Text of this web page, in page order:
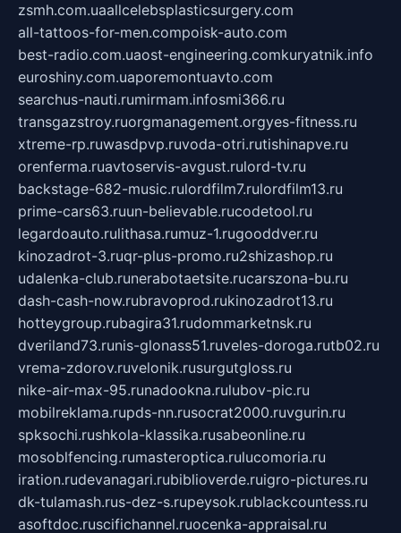
zsmh.com.uaallcelebsplasticsurgery.com
all-tattoos-for-men.compoisk-auto.com
best-radio.com.uaost-engineering.comkuryatnik.info
euroshiny.com.uaporemontuavto.com
searchus-nauti.rumirmam.infosmi366.ru
transgazstroy.ruorgmanagement.orgyes-fitness.ru
xtreme-rp.ruwasdpvp.ruvoda-otri.rutishinapve.ru
orenferma.ruavtoservis-avgust.rulord-tv.ru
backstage-682-music.rulordfilm7.rulordfilm13.ru
prime-cars63.ruun-believable.rucodetool.ru
legardoauto.rulithasa.rumuz-1.rugooddver.ru
kinozadrot-3.ruqr-plus-promo.ru2shizashop.ru
udalenka-club.runerabotaetsite.rucarszona-bu.ru
dash-cash-now.rubravoprod.rukinozadrot13.ru
hotteygroup.rubagira31.rudommarketnsk.ru
dveriland73.runis-glonass51.ruveles-doroga.rutb02.ru
vrema-zdorov.ruvelonik.rusurgutgloss.ru
nike-air-max-95.runadookna.rulubov-pic.ru
mobilreklama.rupds-nn.rusocrat2000.ruvgurin.ru
spksochi.rushkola-klassika.rusabeonline.ru
mosoblfencing.rumasteroptica.rulucomoria.ru
iration.rudevanagari.rubiblioverde.ruigro-pictures.ru
dk-tulamash.rus-dez-s.rupeysok.rublackcountess.ru
asoftdoc.ruscifichannel.ruocenka-appraisal.ru